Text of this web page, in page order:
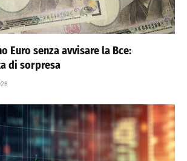
Euro senza avvisare la Bce:
di sorpresa